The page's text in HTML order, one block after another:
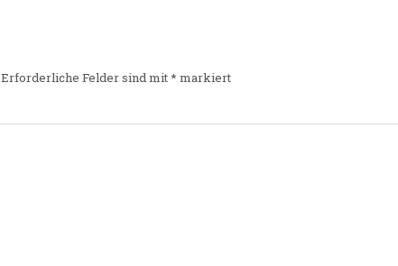
Erforderliche Felder sind mit* markiert